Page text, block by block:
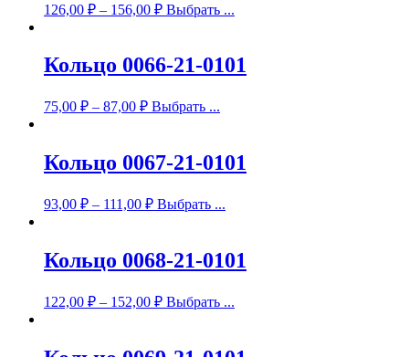
126,00 ₽ – 156,00 ₽ Выбрать ...
Кольцо 0066-21-0101
75,00 ₽ – 87,00 ₽ Выбрать ...
Кольцо 0067-21-0101
93,00 ₽ – 111,00 ₽ Выбрать ...
Кольцо 0068-21-0101
122,00 ₽ – 152,00 ₽ Выбрать ...